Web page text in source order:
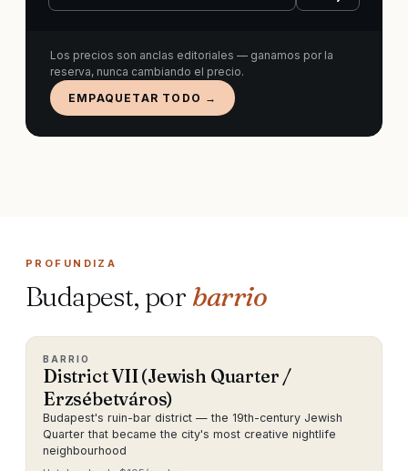
Los precios son anclas editoriales — ganamos por la
reserva, nunca cambiando el precio.
EMPAQUETAR TODO →
PROFUNDIZA
Budapest, por barrio
BARRIO
District VII (Jewish Quarter /
Erzsébetváros)
Budapest's ruin-bar district — the 19th-century Jewish
Quarter that became the city's most creative nightlife
neighbourhood